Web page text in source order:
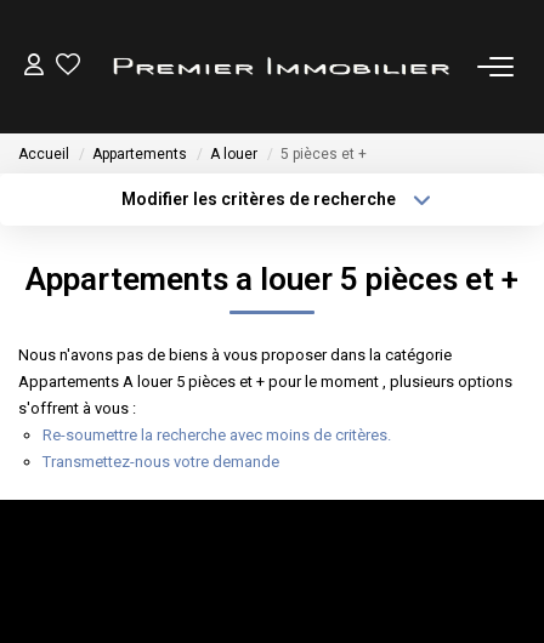
LOUER
ESTIMER
Accueil Appartements A louer 5 pièces et +
Modifier les critères de recherche
Sélectionnez...
Type de bien
Surface min
Budget max Plus de critères
Appartements a louer 5 pièces et +
Nous n'avons pas de biens à vous proposer dans la catégorie
Appartements A louer 5 pièces et + pour le moment , plusieurs options
s'offrent à vous :
Re-soumettre la recherche avec moins de critères.
Transmettez-nous votre demande